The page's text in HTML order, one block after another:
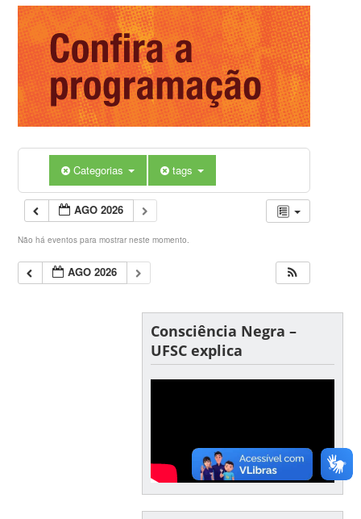
Categorias tags
AGO 2026
Não há eventos para mostrar neste momento.
AGO 2026
Consciência Negra –
UFSC explica